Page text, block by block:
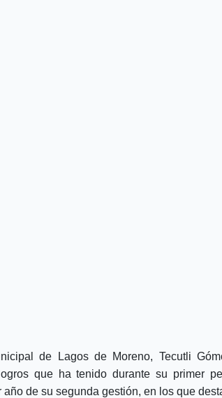
de Lagos de Moreno, Tecutli
que ha tenido durante su primer
de su segunda gestión, en los que